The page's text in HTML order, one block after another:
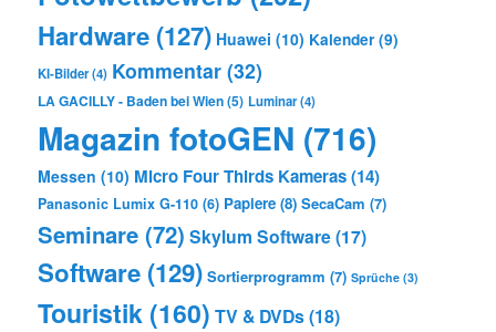
Hardware (127) Huawei (10) Kalender (9)
KI-Bilder(4) Kommentar (32)
LA GACILLY - Baden bei Wien(5) Luminar(4)
Magazin fotoGEN (716)
Messen (10) Micro Four Thirds Kameras(14)
Panasonic Lumix G-110 (6) Papiere (8) SecaCam (7)
Seminare (72) Skylum Software(17)
Software (129) Sortierprogramm (7) Sprüche (3)
Touristik (160) TV & DVDs(18)